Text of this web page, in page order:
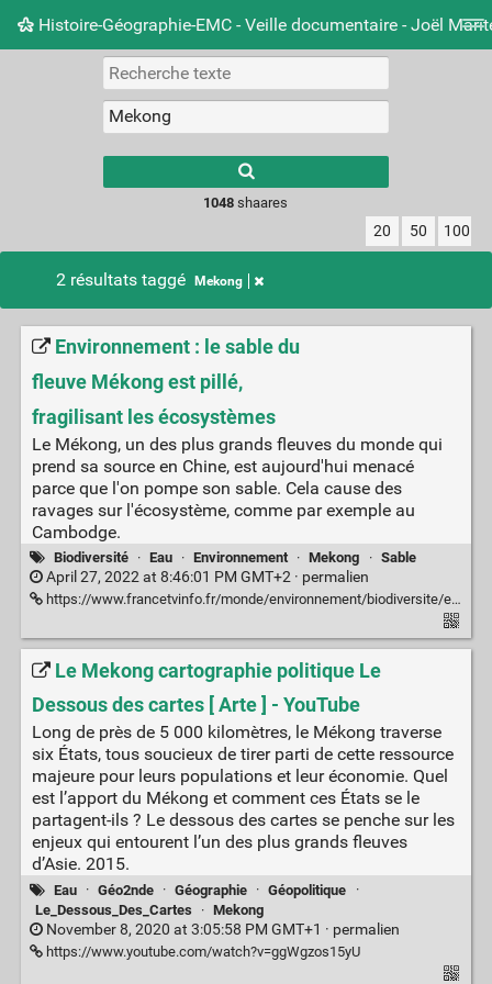
Histoire-Géographie-EMC - Veille documentaire - Joël
Nuage de tags Mur d'images
results.
1048 shaares
20 50 100
2 résultats taggé Mekong
Environnement : le sable du
fleuve Mékong est pillé,
fragilisant les écosystèmes
Le Mékong, un des plus grands fleuves du monde qui
prend sa source en Chine, est aujourd'hui menacé
parce que l'on pompe son sable. Cela cause des
ravages sur l'écosystème, comme par exemple au
Cambodge.
Biodiversité · Eau · Environnement · Mekong · Sable
April 27, 2022 at 8:46:01 PM GMT+2 · permalien
https://www.francetvinfo.fr/monde/environnement/biodiversite/environnement-le-sable-du-fleuve-mekong-est-pille-fragilisant-les-ecosystemes_5102674.html#xtor=CS2-765-[twitter]-
Le Mekong cartographie politique Le
Dessous des cartes [ Arte ] - YouTube
Long de près de 5 000 kilomètres, le Mékong traverse
six États, tous soucieux de tirer parti de cette ressource
majeure pour leurs populations et leur économie. Quel
est l’apport du Mékong et comment ces États se le
partagent-ils ? Le dessous des cartes se penche sur les
enjeux qui entourent l’un des plus grands fleuves
d’Asie. 2015.
Eau · Géo2nde · Géographie · Géopolitique
·
Le_Dessous_Des_Cartes
· Mekong
November 8, 2020 at 3:05:58 PM GMT+1 · permalien
https://www.youtube.com/watch?v=ggWgzos15yU